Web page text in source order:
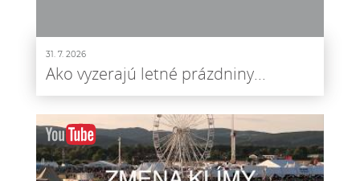
31. 7. 2026
Ako vyzerajú letné prázdniny...